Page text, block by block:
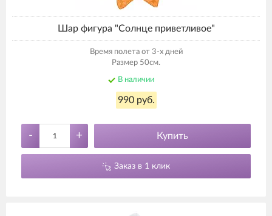
Шар фигура "Солнце приветливое"
Время полета от 3-х дней
Размер 50см.
В наличии
990 руб.
- + Купить
Заказ в 1 клик